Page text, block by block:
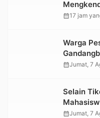
yang
calendar_month17 jam
Warga
calendar_monthJumat, 7
Selain
Lolos ke
calendar_monthJumat, 7